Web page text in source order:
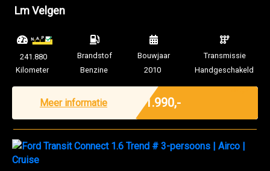
Lm Velgen
241.880
Kilometer
Brandstof
Benzine
Bouwjaar
2010
Transmissie
Handgeschakeld
Meer informatie € 1.990,-